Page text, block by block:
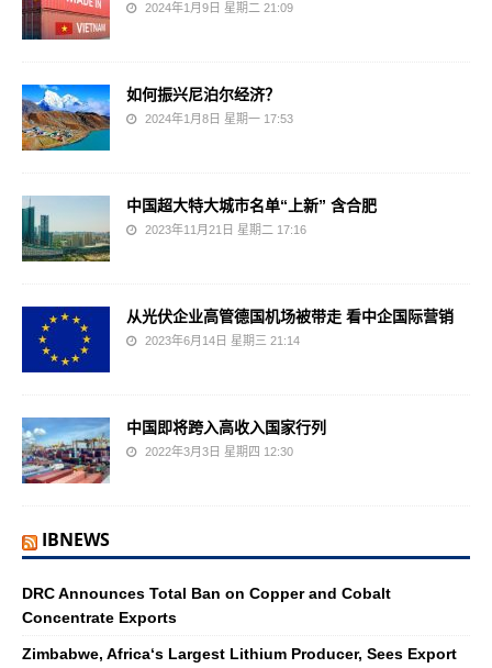
2024年1月9日 星期二 21:09
如何振兴尼泊尔经济？
2024年1月8日 星期一 17:53
中国超大特大城市名单“上新” 含合肥
2023年11月21日 星期二 17:16
从光伏企业高管德国机场被带走 看中企国际营销
2023年6月14日 星期三 21:14
中国即将跨入高收入国家行列
2022年3月3日 星期四 12:30
IBNEWS
DRC Announces Total Ban on Copper and Cobalt
Concentrate Exports
Zimbabwe, Africa‘s Largest Lithium Producer, Sees Export